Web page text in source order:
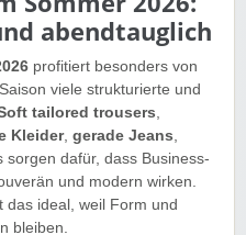
abendtauglich
profitiert besonders von
viele strukturierte und
tailored trousers
Kleider, gerade Jeans
sorgen dafür, dass Business-
und modern wirken.
das ideal, weil Form und
bleiben.